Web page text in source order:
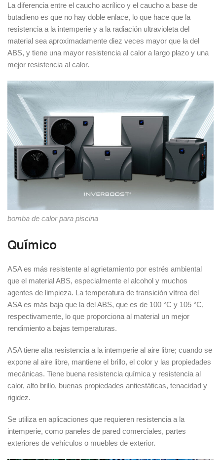
La diferencia entre el caucho acrílico y el caucho a base de
butadieno es que no hay doble enlace, lo que hace que la
resistencia a la intemperie y a la radiación ultravioleta del
material sea aproximadamente diez veces mayor que la del
ABS, y tiene una mayor resistencia al calor a largo plazo y una
mejor resistencia al calor.
bomba de calor para piscina
Químico
ASA es más resistente al agrietamiento por estrés ambiental
que el material ABS, especialmente el alcohol y muchos
agentes de limpieza. La temperatura de transición vítrea del
ASA es más baja que la del ABS, que es de 100 °C y 105 °C,
respectivamente, lo que proporciona al material un mejor
rendimiento a bajas temperaturas.
ASA tiene alta resistencia a la intemperie al aire libre; cuando se
expone al aire libre, mantiene el brillo, el color y las propiedades
mecánicas. Tiene buena resistencia química y resistencia al
calor, alto brillo, buenas propiedades antiestáticas, tenacidad y
rigidez.
Se utiliza en aplicaciones que requieren resistencia a la
intemperie, como paneles de pared comerciales, partes
exteriores de vehículos o muebles de exterior.